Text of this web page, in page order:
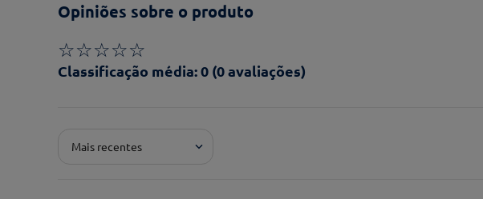
Opiniões sobre o produto
☆☆☆☆☆
Classificação média: 0 (0 avaliações)
Pontuação*
Mais recentes